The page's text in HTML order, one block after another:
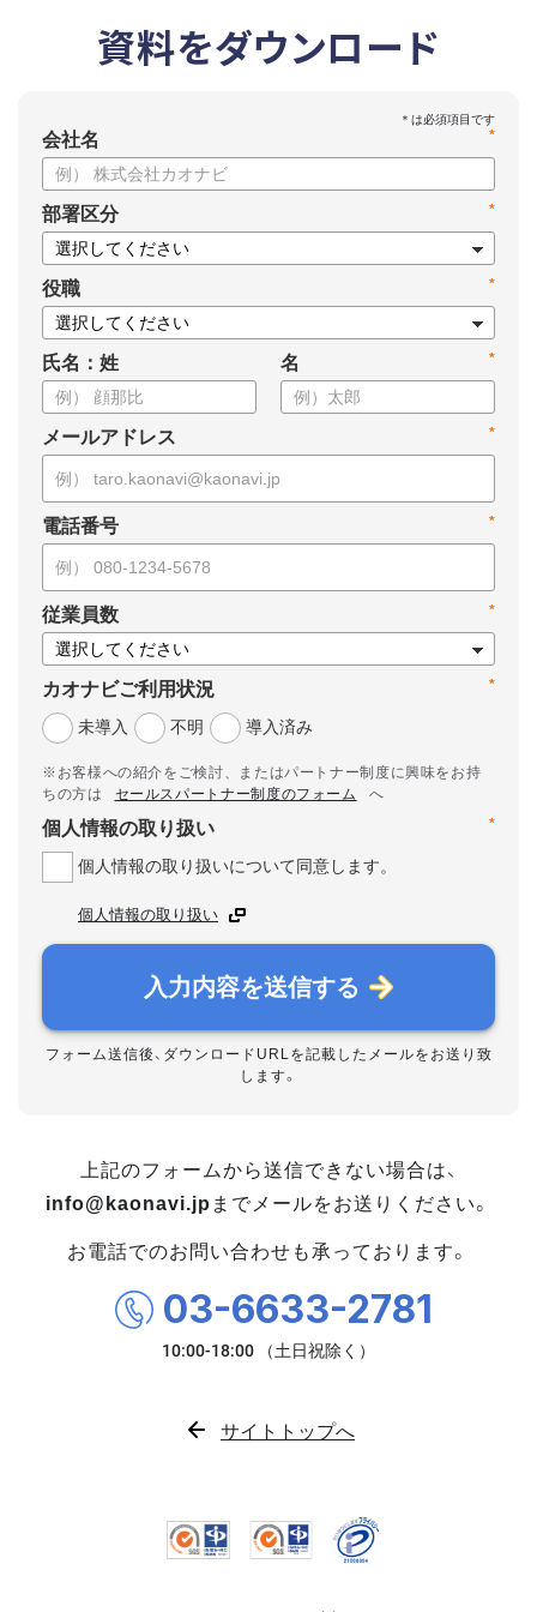
資料をダウンロード
*
会社名
*
部署区分
*
役職
氏名：姓 *
名
*
メールアドレス
*
電話番号
*
従業員数
*
カオナビご利用状況
未導入
不明 導入済み
※お客様への紹介をご検討、またはパートナー制度に興味をお持
ちの方は
セールスパートナー制度のフォーム
へ
*
個人情報の取り扱い
個人情報の取り扱いについて同意します。
個人情報の取り扱い
入力内容を送信する
フォーム送信後、ダウンロードURLを記載したメールをお送り致
します。
上記のフォームから送信できない場合は、
info@kaonavi.jp までメールをお送りください。
お電話でのお問い合わせも承っております。
03-6633-2781
サイトトップへ